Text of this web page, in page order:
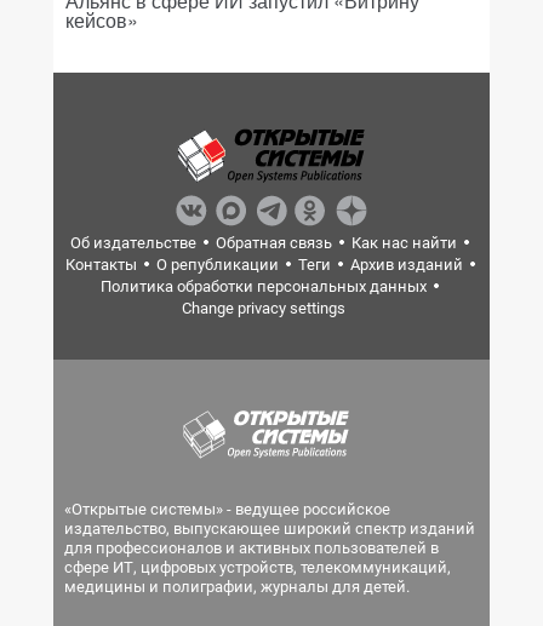
кейсов»
Об издательстве Обратная связь
Как нас найти
Контакты
О републикации Теги
Архив изданий
Политика обработки персональных данных
Change privacy settings
«Открытые системы» - ведущее российское
издательство, выпускающее широкий спектр изданий
для профессионалов и активных пользователей в
сфере ИТ, цифровых устройств, телекоммуникаций,
медицины и полиграфии, журналы для детей.